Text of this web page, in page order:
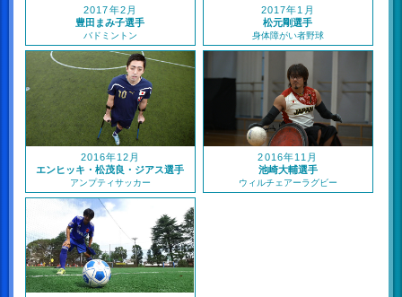
2017年2月
豊田まみ子選手
バドミントン
2017年1月
松元剛選手
身体障がい者野球
2016年12月
エンヒッキ・松茂良・ジアス選手
アンプティサッカー
2016年11月
池崎大輔選手
ウィルチェアーラグビー